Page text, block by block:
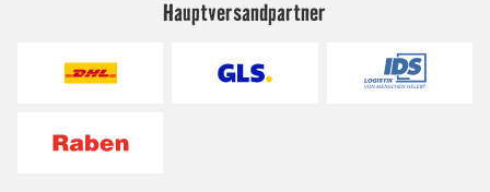
Hauptversandpartner